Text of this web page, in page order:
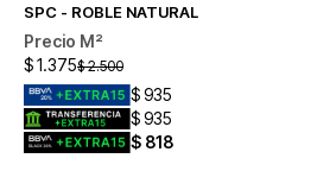
SPC - ROBLE NATURAL
$1.375$ 2.500
$935
$935
$ 818